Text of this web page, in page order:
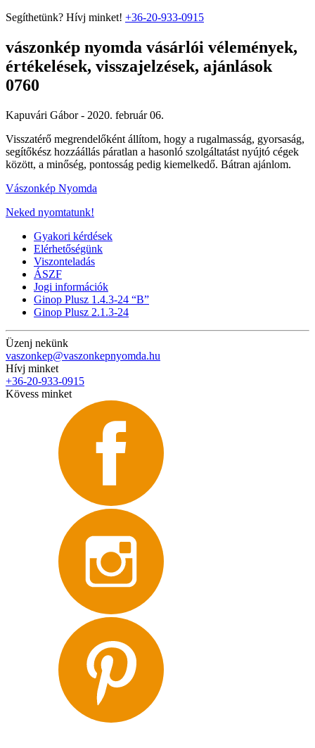
Segíthetünk? Hívj minket! +36-20-933-0915
vászonkép nyomda vásárlói vélemények,
értékelések, visszajelzések, ajánlások
0760
Kapuvári Gábor - 2020. február 06.
Visszatérő megrendelőként állítom, hogy a rugalmasság, gyorsaság,
segítőkész hozzáállás páratlan a hasonló szolgáltatást nyújtó cégek
között, a minőség, pontosság pedig kiemelkedő. Bátran ajánlom.
Vászonkép Nyomda
Neked nyomtatunk!
Gyakori kérdések
Elérhetőségünk
Viszonteladás
ÁSZF
Jogi információk
Ginop Plusz 1.4.3-24 “B”
Ginop Plusz 2.1.3-24
Üzenj nekünk
vaszonkep@vaszonkepnyomda.hu
Hívj minket
+36-20-933-0915
Kövess minket